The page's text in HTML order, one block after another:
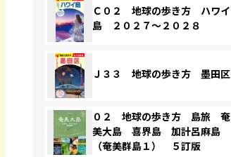
Ｃ０２ 地球の歩き方 ハワイ
島 ２０２７～２０２８
Ｊ３３ 地球の歩き方 墨田区
０２ 地球の歩き方 島旅 奄
美大島 喜界島 加計呂麻島
（奄美群島１） ５訂版